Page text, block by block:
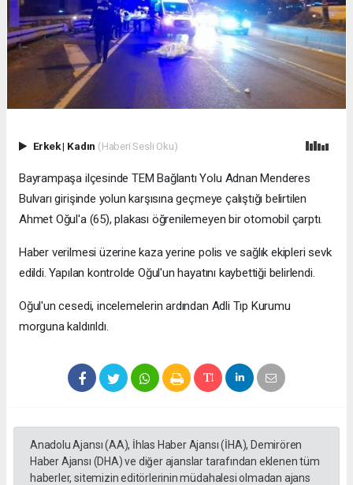
Erkek| Kadın (Haberi Sesli Oku)
Bayrampaşa ilçesinde TEM Bağlantı Yolu Adnan Menderes
Bulvarı girişinde yolun karşısına geçmeye çalıştığı belirtilen
Ahmet Oğul'a (65), plakası öğrenilemeyen bir otomobil çarptı.
Haber verilmesi üzerine kaza yerine polis ve sağlık ekipleri sevk
edildi. Yapılan kontrolde Oğul'un hayatını kaybettiği belirlendi.
Oğul'un cesedi, incelemelerin ardından Adli Tıp Kurumu
morguna kaldırıldı.
Anadolu Ajansı (AA), İhlas Haber Ajansı (İHA), Demirören
Haber Ajansı (DHA) ve diğer ajanslar tarafından eklenen tüm
haberler, sitemizin editörlerinin müdahalesi olmadan ajans